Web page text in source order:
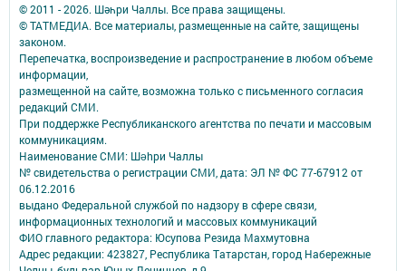
© 2011 - 2026. Шәһри Чаллы. Все права защищены.
© ТАТМЕДИА. Все материалы, размещенные на сайте, защищены
законом.
Перепечатка, воспроизведение и распространение в любом объеме
информации,
размещенной на сайте, возможна только с письменного согласия
редакций СМИ.
При поддержке Республиканского агентства по печати и массовым
коммуникациям.
Наименование СМИ: Шəhри Чаллы
№ свидетельства о регистрации СМИ, дата: ЭЛ № ФС 77-67912 от
06.12.2016
выдано Федеральной службой по надзору в сфере связи,
информационных технологий и массовых коммуникаций
ФИО главного редактора: Юсупова Резида Махмутовна
Адрес редакции: 423827, Республика Татарстан, город Набережные